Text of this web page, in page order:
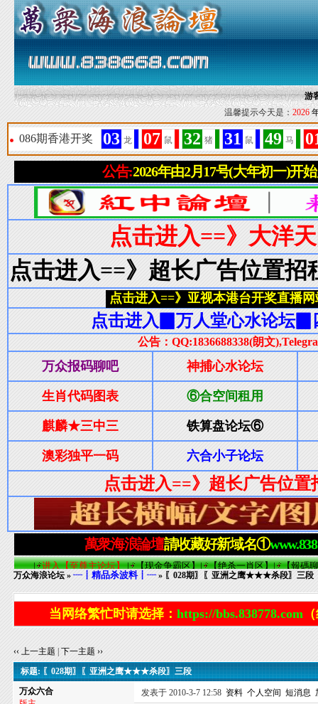
游
温馨提示今天是： 2026
万众海浪论坛»┈┋精品杀波料┋┈» 〖028期〗〖亚洲之鹰★★★杀段〗三段
当网络繁忙时请选择： https://bbs.838778.com
‹‹ 上一主题 |下一主题 ››
标题: 〖028期〗〖亚洲之鹰★★★杀段〗三段
万众六合
发表于 2010-3-7 12:58 资料 个人空间 短消息